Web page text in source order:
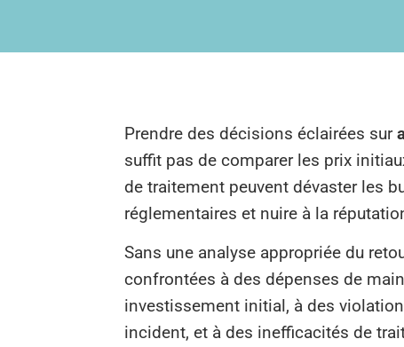
Prendre des décisions éclairées sur
suffit pas de comparer les prix
de traitement peuvent dévaster les
réglementaires et nuire à la
Sans une analyse appropriée du
confrontées à des dépenses de
investissement initial, à des
incident, et à des inefficacités de